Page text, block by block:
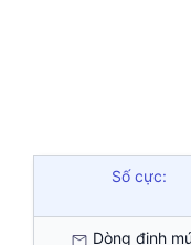
Số cực:
Dòng định